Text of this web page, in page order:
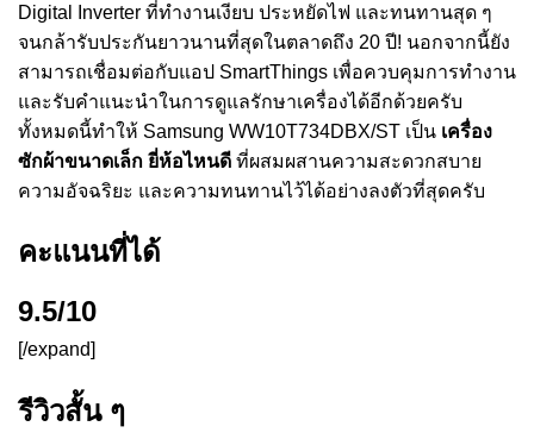
Digital Inverter ที่ทำงานเงียบ ประหยัดไฟ และทนทานสุด ๆ
จนกล้ารับประกันยาวนานที่สุดในตลาดถึง 20 ปี! นอกจากนี้ยัง
สามารถเชื่อมต่อกับแอป SmartThings เพื่อควบคุมการทำงาน
และรับคำแนะนำในการดูแลรักษาเครื่องได้อีกด้วยครับ
ทั้งหมดนี้ทำให้ Samsung WW10T734DBX/ST เป็น เครื่อง
ซักผ้าขนาดเล็ก ยี่ห้อไหนดี ที่ผสมผสานความสะดวกสบาย
ความอัจฉริยะ และความทนทานไว้ได้อย่างลงตัวที่สุดครับ
คะแนนที่ได้
9.5/10
[/expand]
รีวิวสั้น ๆ